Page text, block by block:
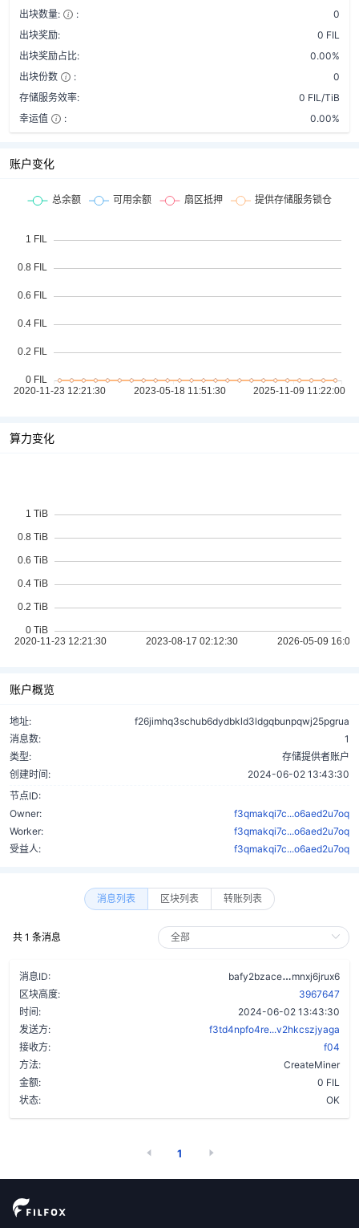
出块数量:
:
0
出块奖励:
0 FIL
出块奖励占比:
0.00%
出块份数
:
0
存储服务效率:
0 FIL/TiB
幸运值
: 0.00%
账户变化
算力变化
账户概览
地址:
f26jimhq3schub6dydbkld3ldgqbunpqwj25pgrua
消息数:
1
类型:
存储提供者账户
创建时间:
2024-06-02 13:43:30
节点ID:
Owner:
f3qmakqi7c...o6aed2u7oq
Worker:
f3qmakqi7c...o6aed2u7oq
受益人:
f3qmakqi7c...o6aed2u7oq
消息列表 区块列表 转账列表
共 1 条消息
消息ID: bafy2bzace
mnxj6jrux6
区块高度:
3967647
时间:
2024-06-02 13:43:30
发送方:
f3td4npfo4re...v2hkcszjyaga
接收方:
f04
方法:
CreateMiner
金额:
0 FIL
状态:
OK
1